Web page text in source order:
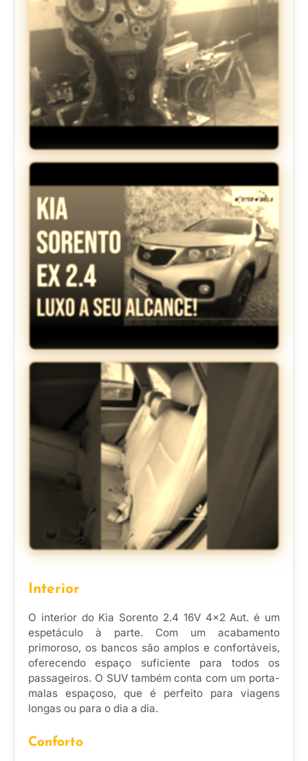
Interior
O interior do Kia Sorento 2.4 16V 4×2 Aut. é um
espetáculo à parte. Com um acabamento
primoroso, os bancos são amplos e confortáveis,
oferecendo espaço suficiente para todos os
passageiros. O SUV também conta com um porta-
malas espaçoso, que é perfeito para viagens
longas ou para o dia a dia.
Conforto